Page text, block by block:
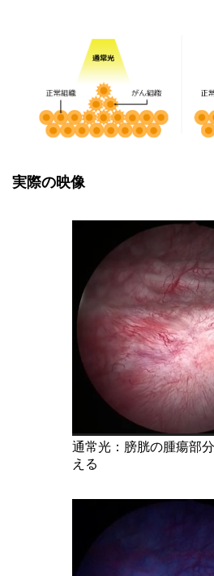
実際の映像
通常光：膀胱の腫瘍部
える